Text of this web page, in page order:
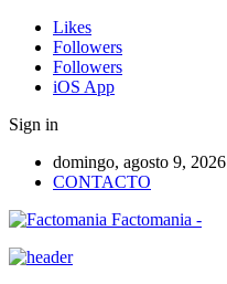
Likes
Followers
Followers
iOS App
Sign in
domingo, agosto 9, 2026
CONTACTO
Factomania -